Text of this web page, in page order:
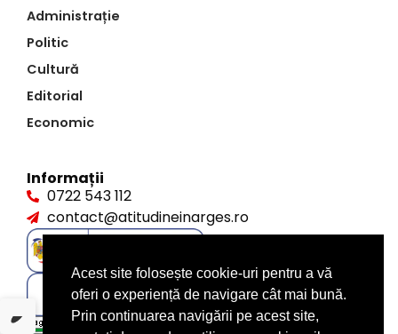
Administrație
Politic
Cultură
Editorial
Economic
Informații
0722 543 112
contact@atitudineinarges.ro
Acest site folosește cookie-uri pentru a vă
oferi o experiență de navigare cât mai bună.
Prin continuarea navigării pe acest site,